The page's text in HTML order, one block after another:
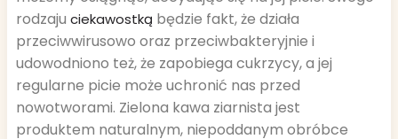
rodzaju ciekawostką będzie fakt, że działa
przeciwwirusowo oraz przeciwbakteryjnie i
udowodniono też, że zapobiega cukrzycy, a jej
regularne picie może uchronić nas przed
nowotworami. Zielona kawa ziarnista jest
produktem naturalnym, niepoddanym obróbce